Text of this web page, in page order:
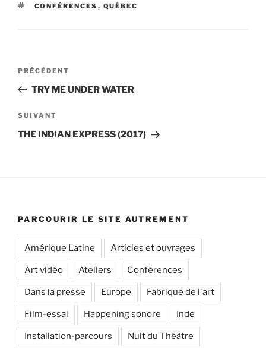
ÉTIQUETTES
CONFÉRENCES , QUÉBEC
Navigation
l’article
Article
précédent
PRÉCÉDENT
TRY ME UNDER WATER
Article
suivant
SUIVANT
THE INDIAN EXPRESS (2017)
PARCOURIR LE SITE AUTREMENT
Amérique Latine Articles et ouvrages
Art vidéo Ateliers Conférences
Dans la presse Europe Fabrique de l'art
Film-essai Happening sonore Inde
Installation-parcours Nuit du Théâtre